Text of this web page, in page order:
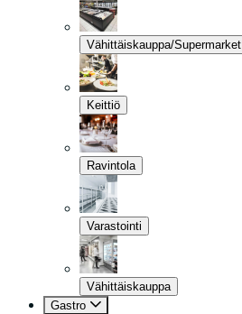
Vähittäiskauppa/Supermarket
Keittiö
Ravintola
Varastointi
Vähittäiskauppa
Gastro